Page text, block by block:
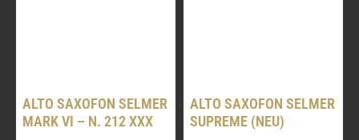
ALTO SAXOFON SELMER
MARK VI – N. 212 XXX
ALTO SAXOFON SELMER
SUPREME (NEU)